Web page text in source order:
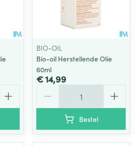
BIO-OIL
Bio-oil Herstellende Olie
60ml
€ 14,99
Bestel